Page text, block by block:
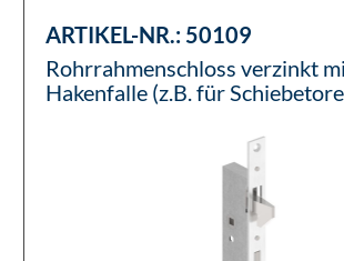
ARTIKEL-NR.: 50109
Rohrrahmenschloss verzinkt
Hakenfalle (z.B. für